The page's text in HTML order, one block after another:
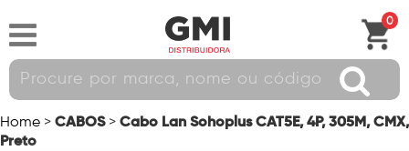
0
Home > CABOS > Cabo Lan Sohoplus CAT5E, 4P, 305M, CMX,
Preto